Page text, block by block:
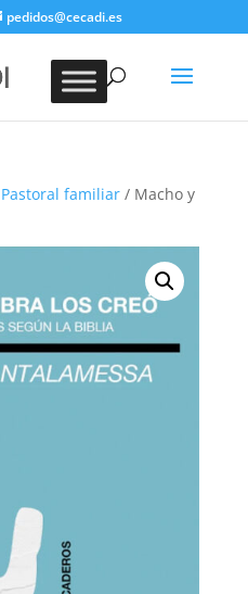
pedidos@cecadi.es
BUSCAR
Pastoral familiar/ Macho y